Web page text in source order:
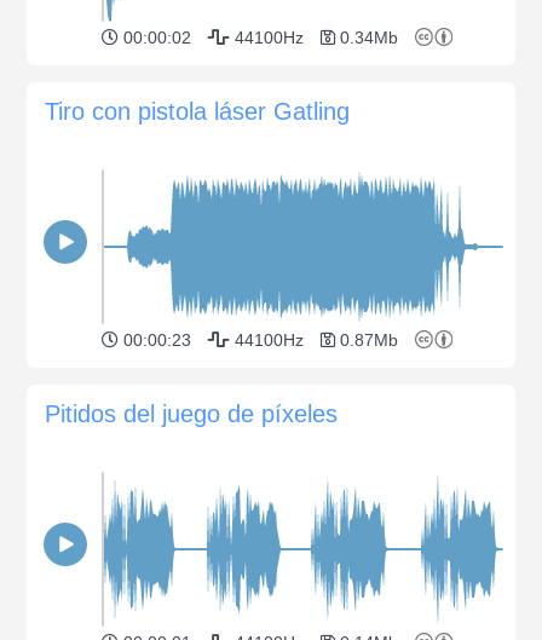
00:00:02 44100Hz 0.34Mb
Tiro con pistola láser Gatling
00:00:23 44100Hz 0.87Mb
Pitidos del juego de píxeles